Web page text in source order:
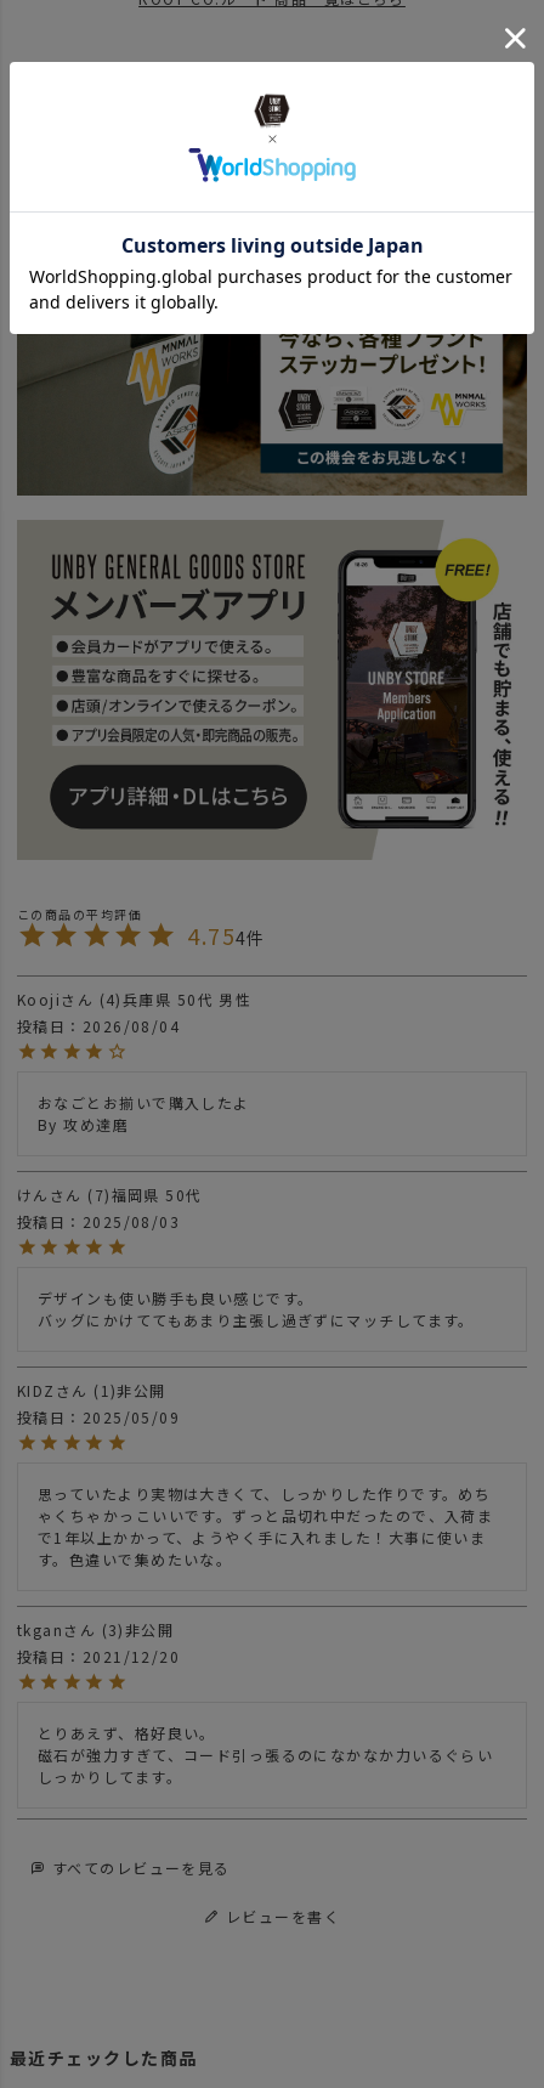
雑貨・ホビー 携帯アクセサリー
UNBY originals - アンバイ オリジナル
UNBY_2021_BEST
UNBYでつくる夏スタイル。
SPECIAL PICKUP ITEM
4.754
Kooji 4 兵庫県 50代 男性
投稿日
2026/08/04
おなごとお揃いで購入したよ
By 攻め達磨
けん 7 福岡県 50代
投稿日
2025/08/03
デザインも使い勝手も良い感じです。
バッグにかけててもあまり主張し過ぎずにマッチしてます。
KIDZ 1 非公開
投稿日
2025/05/09
思っていたより実物は大きくて、しっかりした作りです。めち
ゃくちゃかっこいいです。ずっと品切れ中だったので、入荷ま
で1年以上かかって、ようやく手に入れました！大事に使いま
す。色違いで集めたいな。
tkgan 3 非公開
投稿日
2021/12/20
とりあえず、格好良い。
磁石が強力すぎて、コード引っ張るのになかなか力いるぐらい
しっかりしてます。
すべてのレビューを見る
レビューを書く
最近チェックした商品